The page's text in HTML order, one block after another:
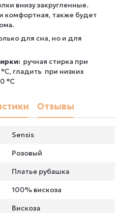
внизу закругленные.
комфортная, также будет
для сна, но и для
ручная стирка при
гладить при низких
°C
Отзывы
Sensis
Розовый
Платье рубашка
100% вискоза
Вискоза